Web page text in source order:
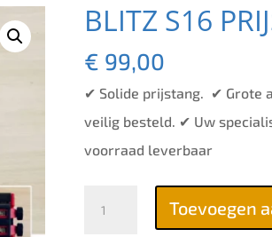
BLITZ S16
€ 99,00
✔ Solide prijstang. ✔ Grote
veilig besteld. ✔ Uw
voorraad leverbaar
Toevoegen